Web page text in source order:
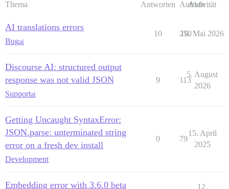
Thema Antworten Aufrufe
Aktivität
AI translations errors
Bugai
10 250
10. Mai 2026
Discourse AI: structured output
response was not valid JSON
Supportai
9 113
5. August
2026
Getting Uncaught SyntaxError:
JSON.parse: unterminated string
error on a fresh dev install
Development
0 79
15. April
2025
Embedding error with 3.6.0 beta
12.